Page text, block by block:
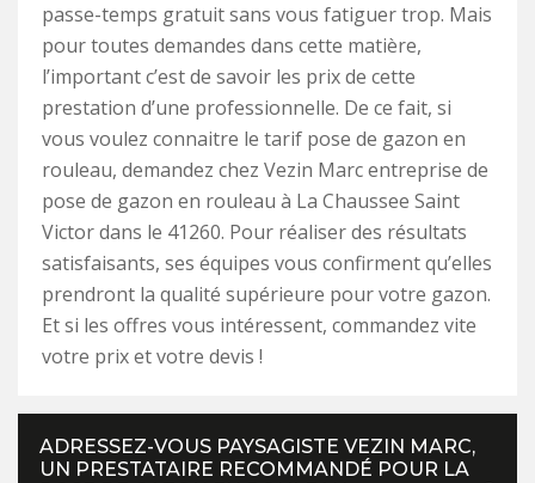
passe-temps gratuit sans vous fatiguer trop. Mais
pour toutes demandes dans cette matière,
l’important c’est de savoir les prix de cette
prestation d’une professionnelle. De ce fait, si
vous voulez connaitre le tarif pose de gazon en
rouleau, demandez chez Vezin Marc entreprise de
pose de gazon en rouleau à La Chaussee Saint
Victor dans le 41260. Pour réaliser des résultats
satisfaisants, ses équipes vous confirment qu’elles
prendront la qualité supérieure pour votre gazon.
Et si les offres vous intéressent, commandez vite
votre prix et votre devis !
ADRESSEZ-VOUS PAYSAGISTE VEZIN MARC,
UN PRESTATAIRE RECOMMANDÉ POUR LA